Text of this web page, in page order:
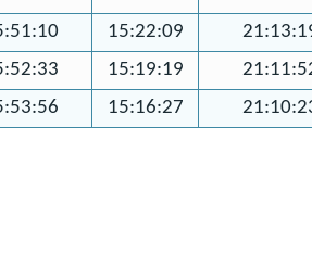
15:22:09
15:19:19
15:16:27